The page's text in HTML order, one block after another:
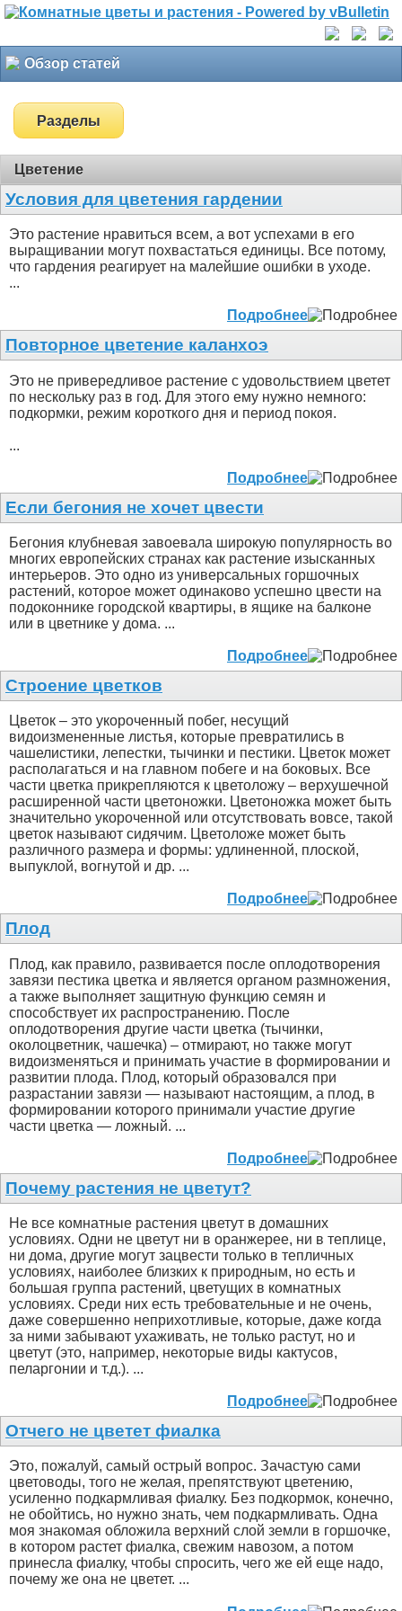
Обзор статей
Разделы
Цветение
Условия для цветения гардении
Это растение нравиться всем, а вот успехами в его
выращивании могут похвастаться единицы. Все потому,
что гардения реагирует на малейшие ошибки в уходе.
...
Подробнее
Повторное цветение каланхоэ
Это не привередливое растение с удовольствием цветет
по нескольку раз в год. Для этого ему нужно немного:
подкормки, режим короткого дня и период покоя.
...
Подробнее
Если бегония не хочет цвести
Бегония клубневая завоевала широкую популярность во
многих европейских странах как растение изысканных
интерьеров. Это одно из универсальных горшочных
растений, которое может одинаково успешно цвести на
подоконнике городской квартиры, в ящике на балконе
или в цветнике у дома. ...
Подробнее
Строение цветков
Цветок – это укороченный побег, несущий
видоизмененные листья, которые превратились в
чашелистики, лепестки, тычинки и пестики. Цветок может
располагаться и на главном побеге и на боковых. Все
части цветка прикрепляются к цветоложу – верхушечной
расширенной части цветоножки. Цветоножка может быть
значительно укороченной или отсутствовать вовсе, такой
цветок называют сидячим. Цветоложе может быть
различного размера и формы: удлиненной, плоской,
выпуклой, вогнутой и др. ...
Подробнее
Плод
Плод, как правило, развивается после оплодотворения
завязи пестика цветка и является органом размножения,
а также выполняет защитную функцию семян и
способствует их распространению. После
оплодотворения другие части цветка (тычинки,
околоцветник, чашечка) – отмирают, но также могут
видоизменяться и принимать участие в формировании и
развитии плода. Плод, который образовался при
разрастании завязи — называют настоящим, а плод, в
формировании которого принимали участие другие
части цветка — ложный. ...
Подробнее
Почему растения не цветут?
Не все комнатные растения цветут в домашних
условиях. Одни не цветут ни в оранжерее, ни в теплице,
ни дома, другие могут зацвести только в тепличных
условиях, наиболее близких к природным, но есть и
большая группа растений, цветущих в комнатных
условиях. Среди них есть требовательные и не очень,
даже совершенно неприхотливые, которые, даже когда
за ними забывают ухаживать, не только растут, но и
цветут (это, например, некоторые виды кактусов,
пеларгонии и т.д.). ...
Подробнее
Отчего не цветет фиалка
Это, пожалуй, самый острый вопрос. Зачастую сами
цветоводы, того не желая, препятствуют цветению,
усиленно подкармливая фиалку. Без подкормок, конечно,
не обойтись, но нужно знать, чем подкармливать. Одна
моя знакомая обложила верхний слой земли в горшочке,
в котором растет фиалка, свежим навозом, а потом
принесла фиалку, чтобы спросить, чего же ей еще надо,
почему же она не цветет. ...